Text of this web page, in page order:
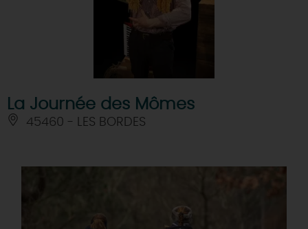
La Journée des Mômes
45460 - LES BORDES